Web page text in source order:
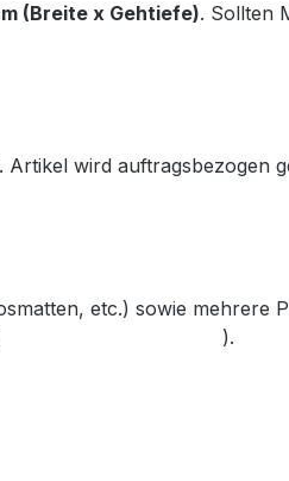
(Breite x Gehtiefe). Sollten
Artikel wird auftragsbezogen
etc.) sowie mehrere
).